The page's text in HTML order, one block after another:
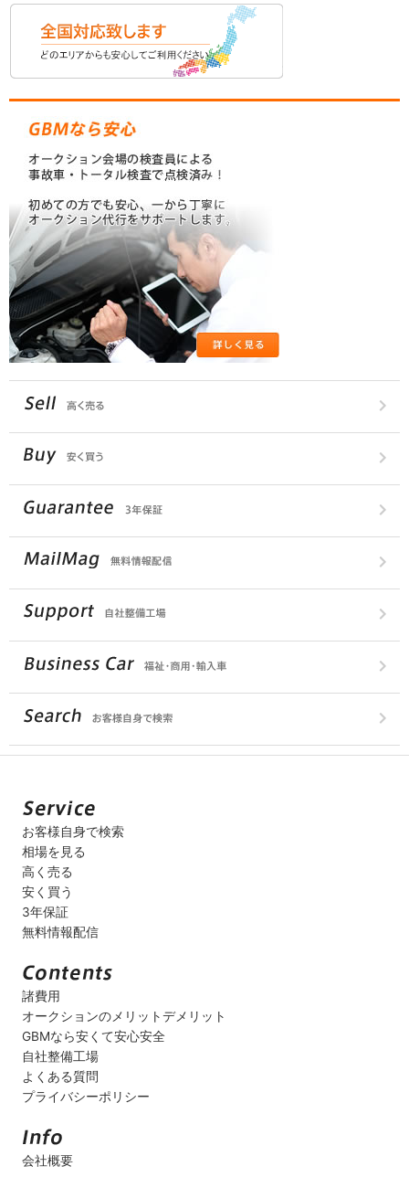
お客様自身で検索
相場を見る
高く売る
安く買う
3年保証
無料情報配信
諸費用
オークションのメリットデメリット
GBMなら安くて安心安全
自社整備工場
よくある質問
プライバシーポリシー
会社概要